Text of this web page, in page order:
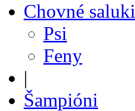
Chovné saluki
Psi
Feny
|
Šampióni